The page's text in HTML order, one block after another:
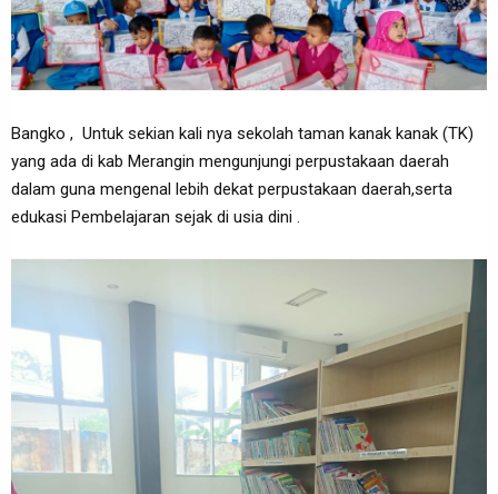
Bangko , Untuk sekian kali nya sekolah taman kanak kanak (TK)
yang ada di kab Merangin mengunjungi perpustakaan daerah
dalam guna mengenal lebih dekat perpustakaan daerah,serta
edukasi Pembelajaran sejak di usia dini .